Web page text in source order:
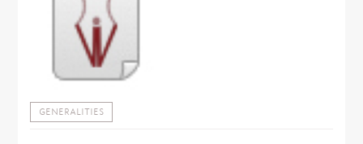
GENERALITIES